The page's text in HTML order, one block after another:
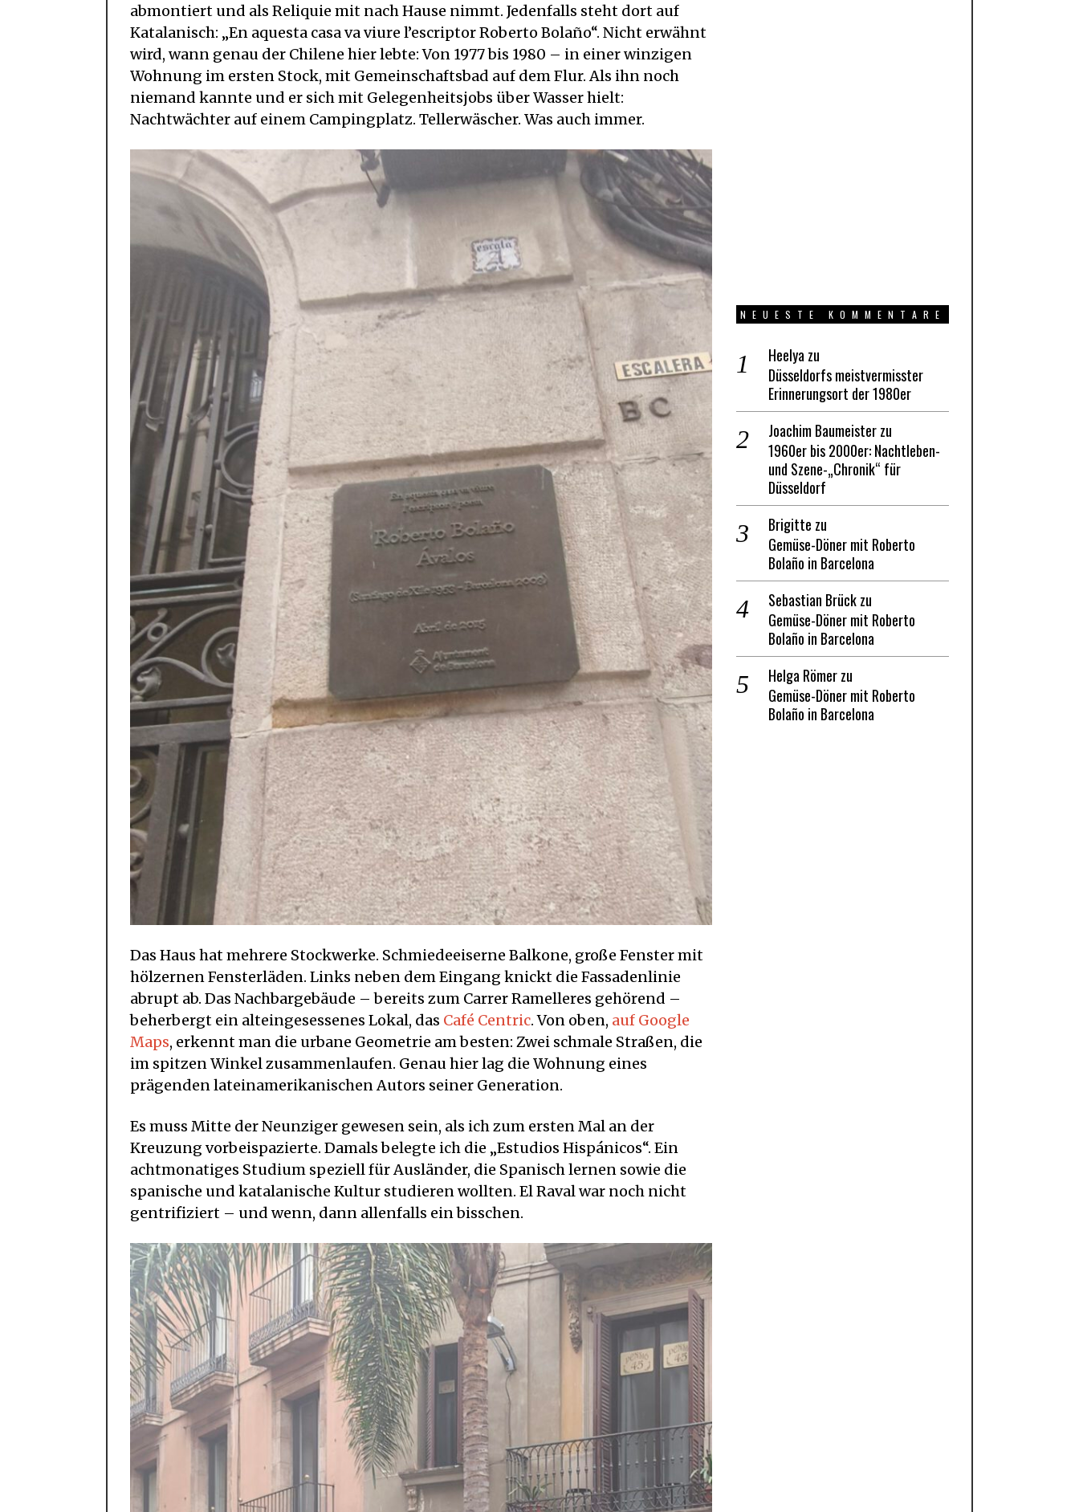
abmontiert und als Reliquie mit nach Hause nimmt. Jedenfalls steht dort auf
Katalanisch: „En aquesta casa va viure l’escriptor Roberto Bolaño“. Nicht erwähnt
wird, wann genau der Chilene hier lebte: Von 1977 bis 1980 – in einer winzigen
Wohnung im ersten Stock, mit Gemeinschaftsbad auf dem Flur. Als ihn noch
niemand kannte und er sich mit Gelegenheitsjobs über Wasser hielt:
Nachtwächter auf einem Campingplatz. Tellerwäscher. Was auch immer.
Das Haus hat mehrere Stockwerke. Schmiedeeiserne Balkone, große Fenster mit
hölzernen Fensterläden. Links neben dem Eingang knickt die Fassadenlinie
abrupt ab. Das Nachbargebäude – bereits zum Carrer Ramelleres gehörend –
beherbergt ein alteingesessenes Lokal, das Café Centric. Von oben, auf Google
Maps, erkennt man die urbane Geometrie am besten: Zwei schmale Straßen, die
im spitzen Winkel zusammenlaufen. Genau hier lag die Wohnung eines
prägenden lateinamerikanischen Autors seiner Generation.
Es muss Mitte der Neunziger gewesen sein, als ich zum ersten Mal an der
Kreuzung vorbeispazierte. Damals belegte ich die „Estudios Hispánicos“. Ein
achtmonatiges Studium speziell für Ausländer, die Spanisch lernen sowie die
spanische und katalanische Kultur studieren wollten. El Raval war noch nicht
gentrifiziert – und wenn, dann allenfalls ein bisschen.
NEUESTE KOMMENTARE
Heelya zu
Düsseldorfs meistvermisster
Erinnerungsort der 1980er
Joachim Baumeisterzu
1960er bis 2000er: Nachtleben-
und Szene-„Chronik“ für
Düsseldorf
Brigitte zu
Gemüse-Döner mit Roberto
Bolaño in Barcelona
Sebastian Brückzu
Gemüse-Döner mit Roberto
Bolaño in Barcelona
Helga Römerzu
Gemüse-Döner mit Roberto
Bolaño in Barcelona